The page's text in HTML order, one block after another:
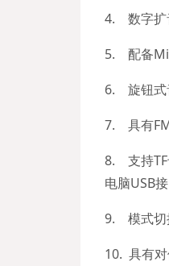
4. 数字扩
5. 配备
6. 旋钮式
7. 具有FM
8. 支持TF
电脑USB
9. 模式切
10. 具有对